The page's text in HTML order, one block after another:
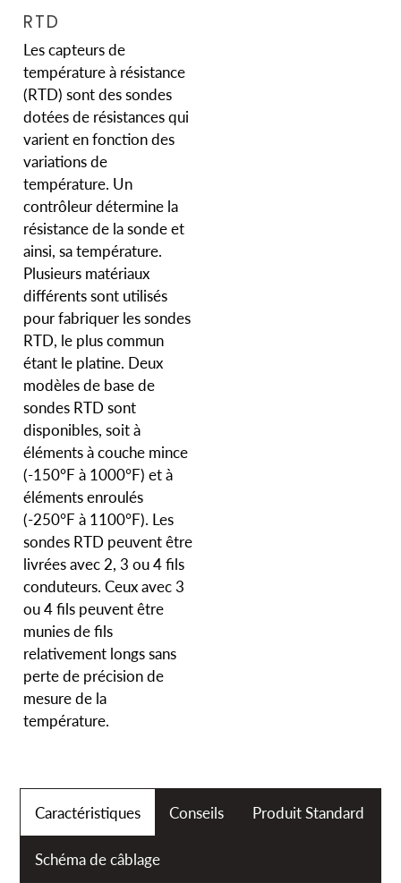
RTD
Les capteurs de
température à résistance
(RTD) sont des sondes
dotées de résistances qui
varient en fonction des
variations de
température. Un
contrôleur détermine la
résistance de la sonde et
ainsi, sa température.
Plusieurs matériaux
différents sont utilisés
pour fabriquer les sondes
RTD, le plus commun
étant le platine. Deux
modèles de base de
sondes RTD sont
disponibles, soit à
éléments à couche mince
(-150°F à 1000°F) et à
éléments enroulés
(-250°F à 1100°F). Les
sondes RTD peuvent être
livrées avec 2, 3 ou 4 fils
conduteurs. Ceux avec 3
ou 4 fils peuvent être
munies de fils
relativement longs sans
perte de précision de
mesure de la
température.
Caractéristiques Conseils Produit Standard
Schéma de câblage